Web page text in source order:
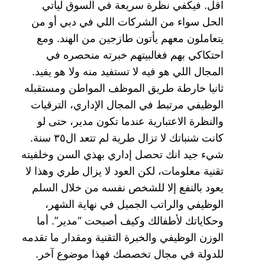
اقل. فيكفي نظرة سريعة في السوق ليأتي
الحل سواء من الشركات اللي في دبي أو من
يتعاملون معهم يأتون طازجين من الهند. ومع
احتكاكي بهم فغالبيتهم خبرته منحصره في
المجال اللي هو فيه لا تستفيد منه ولا هو يفيد.
ثانيا خارطة طريق الموظف المواطن ومستقبله
الوظيفي مرتبط في المجال الإداري، الترقيات
والنظرة الاعتبارية عندما تكون مدير، حتى لو
كانت شنباتك لا تزال طرية لم تتعد ال٣٥ سنة.
شيء جيد انك تحصل إداري بهذي السن وخلفيته
تقنية معلومات، لكن العود لا يزال طري وهذا لا
يعود بالنفع إلا للشخص نفسه من خلال السلم
الوظيفي والراتب الجميل في نهاية الشهر،
وحكاياتك لأطفالك وكيف أصبحت “مدير”. أما
الوزن الوظيفي والخبرة التقنية ومقدار ما تقدمه
للدولة في مجال تخصصك فهذا موضوع آخر.